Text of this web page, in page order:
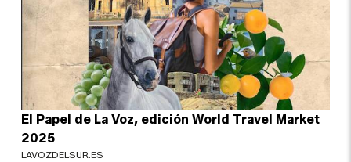
El Papel de La Voz, edición World Travel Market
2025
LAVOZDELSUR.ES